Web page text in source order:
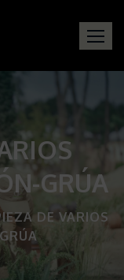
GRÚA
DE VARIOS